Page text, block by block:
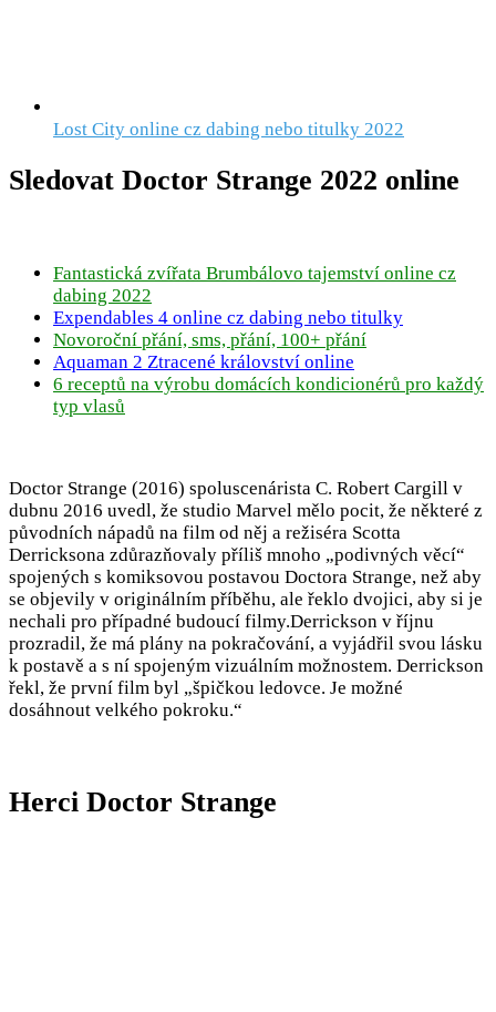
Lost City online cz dabing nebo titulky 2022
Sledovat Doctor Strange 2022 online
Fantastická zvířata Brumbálovo tajemství online cz
dabing 2022
Expendables 4 online cz dabing nebo titulky
Novoroční přání, sms, přání, 100+ přání
Aquaman 2 Ztracené království online
6 receptů na výrobu domácích kondicionérů pro každý
typ vlasů
Doctor Strange (2016) spoluscenárista C. Robert Cargill v
dubnu 2016 uvedl, že studio Marvel mělo pocit, že některé z
původních nápadů na film od něj a režiséra Scotta
Derricksona zdůrazňovaly příliš mnoho „podivných věcí“
spojených s komiksovou postavou Doctora Strange, než aby
se objevily v originálním příběhu, ale řeklo dvojici, aby si je
nechali pro případné budoucí filmy.Derrickson v říjnu
prozradil, že má plány na pokračování, a vyjádřil svou lásku
k postavě a s ní spojeným vizuálním možnostem. Derrickson
řekl, že první film byl „špičkou ledovce. Je možné
dosáhnout velkého pokroku.“
Herci Doctor Strange